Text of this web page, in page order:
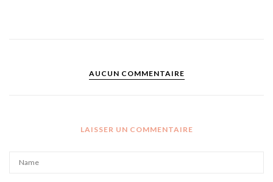
AUCUN COMMENTAIRE
LAISSER UN COMMENTAIRE